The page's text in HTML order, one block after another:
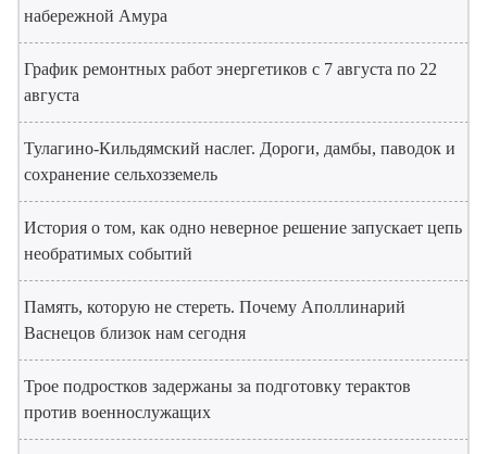
набережной Амура
График ремонтных работ энергетиков с 7 августа по 22
августа
Тулагино-Кильдямский наслег. Дороги, дамбы, паводок и
сохранение сельхозземель
История о том, как одно неверное решение запускает цепь
необратимых событий
Память, которую не стереть. Почему Аполлинарий
Васнецов близок нам сегодня
Трое подростков задержаны за подготовку терактов
против военнослужащих